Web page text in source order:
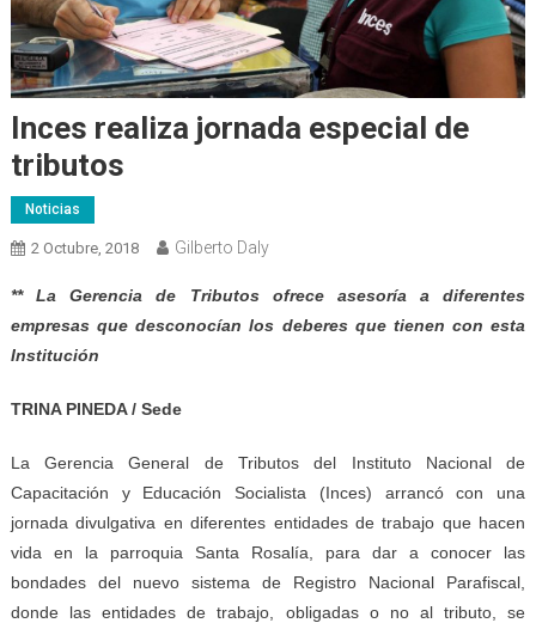
Inces realiza jornada especial de
tributos
Noticias
2 Octubre, 2018 Gilberto Daly
** La Gerencia de Tributos ofrece asesoría a diferentes
empresas que desconocían los deberes que tienen con esta
Institución
TRINA PINEDA / Sede
La Gerencia General de Tributos del Instituto Nacional de
Capacitación y Educación Socialista (Inces) arrancó con una
jornada divulgativa en diferentes entidades de trabajo que hacen
vida en la parroquia Santa Rosalía, para dar a conocer las
bondades del nuevo sistema de Registro Nacional Parafiscal,
donde las entidades de trabajo, obligadas o no al tributo, se